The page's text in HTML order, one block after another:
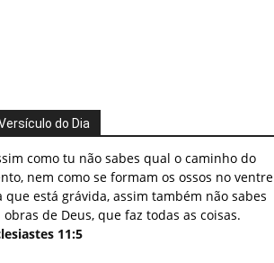
do Dia
como tu não sabes qual o caminho do
nem como se formam os ossos no ventre
que está grávida, assim também não sabes
obras de Deus, que faz todas as coisas.
11:5